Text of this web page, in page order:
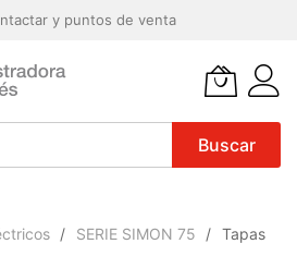
y puntos de venta
Buscar
SERIE SIMON 75 Tapas